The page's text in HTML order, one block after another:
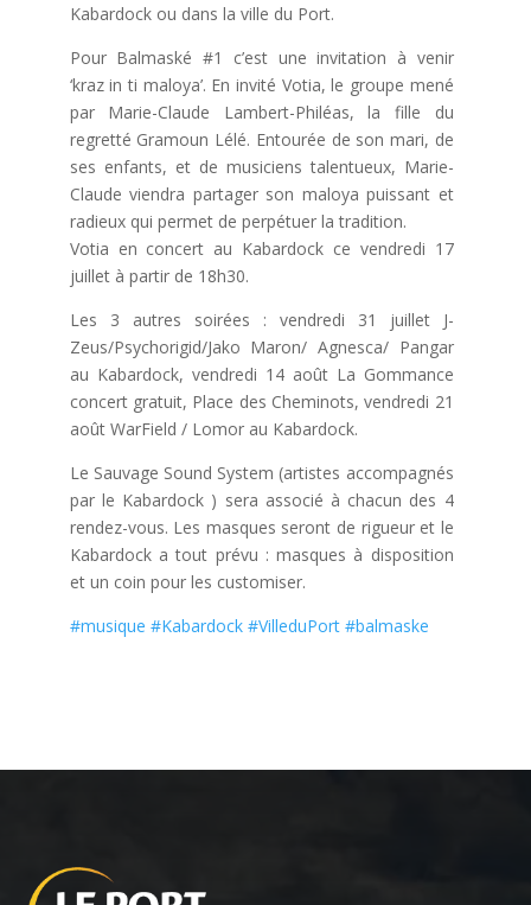
Kabardock ou dans la ville du Port.
Pour Balmaské #1 c’est une invitation à venir
‘kraz in ti maloya’. En invité Votia, le groupe mené
par Marie-Claude Lambert-Philéas, la fille du
regretté Gramoun Lélé. Entourée de son mari, de
ses enfants, et de musiciens talentueux, Marie-
Claude viendra partager son maloya puissant et
radieux qui permet de perpétuer la tradition.
Votia en concert au Kabardock ce vendredi 17
juillet à partir de 18h30.
Les 3 autres soirées : vendredi 31 juillet J-
Zeus/Psychorigid/Jako Maron/ Agnesca/ Pangar
au Kabardock, vendredi 14 août La Gommance
concert gratuit, Place des Cheminots, vendredi 21
août WarField / Lomor au Kabardock.
Le Sauvage Sound System (artistes accompagnés
par le Kabardock ) sera associé à chacun des 4
rendez-vous. Les masques seront de rigueur et le
Kabardock a tout prévu : masques à disposition
et un coin pour les customiser.
#musique #Kabardock #VilleduPort #balmaske